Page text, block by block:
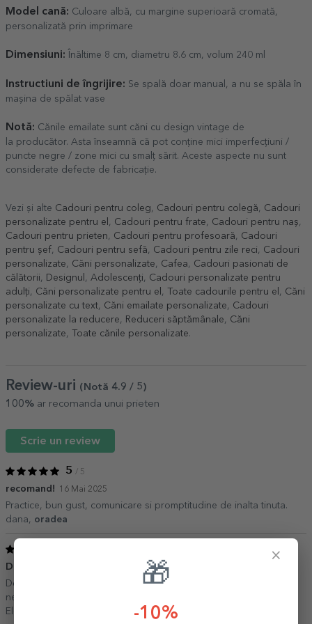
Model cană: Culoare albă, cu margine superioară cromată,
personalizată prin imprimare
Dimensiuni: Înăltime 8 cm, diametru 8.6 cm, volum 240 ml
Instructiuni de îngrijire: Se spală doar manual, a nu se spăla în
mașina de spălat vase
Notă: Cănile emailate sunt căni cu design vintage de
la producător. Asta înseamnă că pot conține mici imperfecțiuni /
puncte negre / zone mici cu smalț sărit. Aceste aspecte nu sunt
considerate defecte de fabricație.
Vezi și alte Cadouri pentru coleg, Cadouri pentru colegă, Cadouri
personalizate pentru el , Cadouri pentru frate, Cadouri pentru naș,
Cadouri pentru prieten, Cadouri pentru profesoară, Cadouri
pentru șef, Cadouri pentru sefă, Cadouri pentru zile reci, Cadouri
personalizate, Căni personalizate, Cafea, Cadouri pasionati de
călătorii, Designul , Adolescenți, Cadouri personalizate pentru
adulți, Căni personalizate pentru el , Toate cadourile pentru el , Căni
personalizate cu text, Căni emailate personalizate, Cadouri
personalizate la reducere, Reduceri săptămânale, Căni
personalizate, Toate cănile personalizate.
Review-uri (Notă 4.9 / 5 )
100% ar recomanda unui prieten
Scrie un review
5 / 5
recomand! 16 Mai 2025
Practice, bun gust, comunicare si promptitudine de inalta tinuta.
dana, oradea
Deosebita!
De fiecare data cadourile achizitionate au fost exact ce avem
nevoie, motiv pentru care revin cu incredere pentru alte cadouri.
Elena Lupescu,
×
🎁
-10%